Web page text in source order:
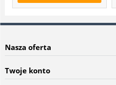
Nasza oferta
Twoje konto